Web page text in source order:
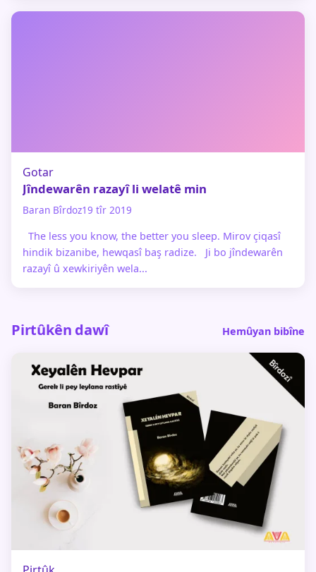
Gotar
Jîndewarên razayî li welatê min
Baran Bîrdoz19 tîr 2019
The less you know, the better you sleep. Mirov çiqasî
hindik bizanibe, hewqasî baş radize. Ji bo jîndewarên
razayî û xewkiriyên wela...
Pirtûkên dawî Hemûyan bibîne